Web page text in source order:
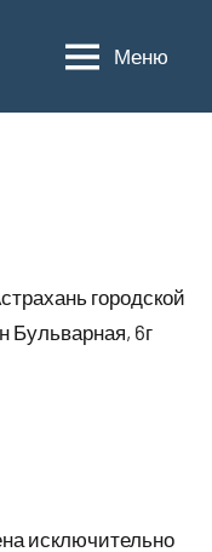
Меню
городской
Бульварная, 6г
исключительно